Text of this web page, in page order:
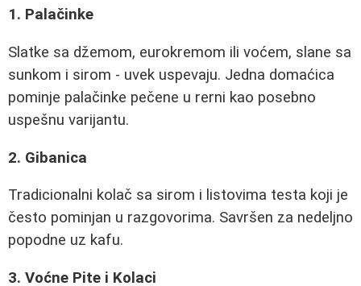
1. Palačinke
Slatke sa džemom, eurokremom ili voćem, slane sa
sunkom i sirom - uvek uspevaju. Jedna domaćica
pominje palačinke pečene u rerni kao posebno
uspešnu varijantu.
2. Gibanica
Tradicionalni kolač sa sirom i listovima testa koji je
često pominjan u razgovorima. Savršen za nedeljno
popodne uz kafu.
3. Voćne Pite i Kolaci